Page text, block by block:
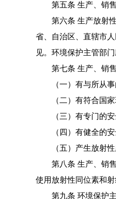
第五条 生产、销
第六条 生产放射
省、自治区、直辖市
见。 环境保护主管部
第七条 生产、销
（一）有与所从
（二）有符合国
（三）有专门的
（四）有健全的
（五）产生放射
第八条 生产、销
使用放射性同位素和
第九条 环境保护